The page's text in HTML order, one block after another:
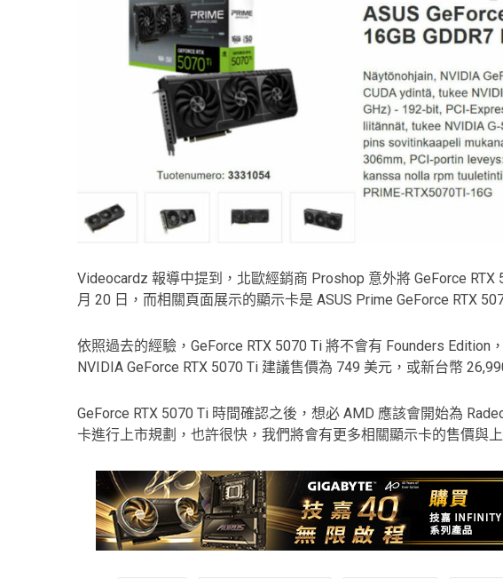
Videocardz 報導中提到，北歐經銷商 Proshop 意外將 GeForce
月 20 日，而相關頁面展示的顯示卡是 ASUS Prime GeForce RTX
依照過去的經驗，GeForce RTX 5070 Ti 將不會有 Founders Edition
NVIDIA GeForce RTX 5070 Ti 建議售價為 749 美元，或新台幣
GeForce RTX 5070 Ti 時間確認之後，想必 AMD 應該會開始為
卡進行上市規劃，也許很快，我們將會有更多相關顯示卡的售價與上